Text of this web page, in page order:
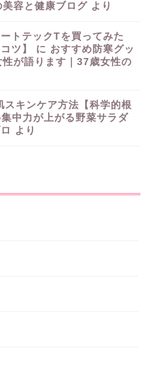
容と健康ブログ より
トテックTを買ってみた
ツ】
に おすすめ防寒グッ
が語ります｜37歳女性の
スキンケア方法【科学的根
中力が上がる野菜サラダ
より